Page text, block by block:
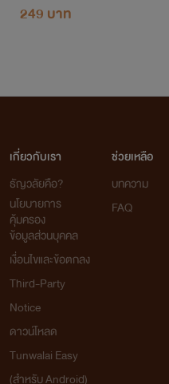
249 บาท
เกี่ยวกับเรา
ธัญวลัยคือ?
นโยบายการ
คุ้มครอง
ข้อมูลส่วนบุคคล
เงื่อนไขและข้อตกลง
Third-Party
Notice
ดาวน์โหลด
Tunwalai Easy
(สำหรับ Android)
ช่วยเหลือ
บทความ
FAQ